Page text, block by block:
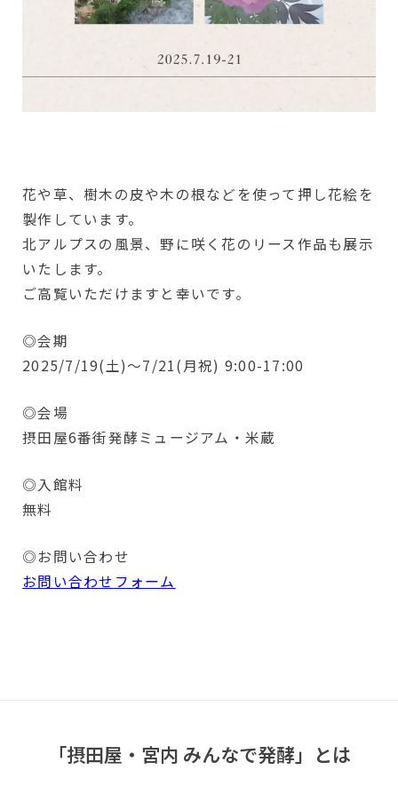
花や草、樹木の皮や木の根などを使って押し花絵を
製作しています。
北アルプスの風景、野に咲く花のリース作品も展示
いたします。
ご高覧いただけますと幸いです。
◎会期
2025/7/19(土)～7/21(月祝) 9:00-17:00
◎会場
摂田屋6番街発酵ミュージアム・米蔵
◎入館料
無料
◎お問い合わせ
お問い合わせフォーム
「摂田屋・宮内 みんなで発酵」とは